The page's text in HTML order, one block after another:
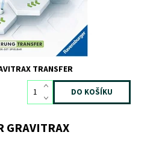
TRANSFER
GRAVITRAX